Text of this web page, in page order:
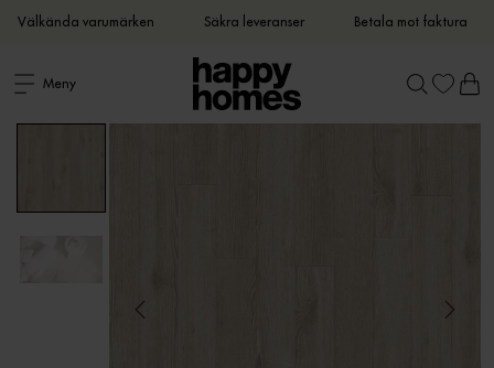
Välkända varumärken Säkra leveranser Betala mot faktura
Meny